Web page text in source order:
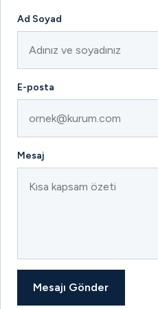
Ad Soyad
E-posta
Mesaj
Mesajı Gönder